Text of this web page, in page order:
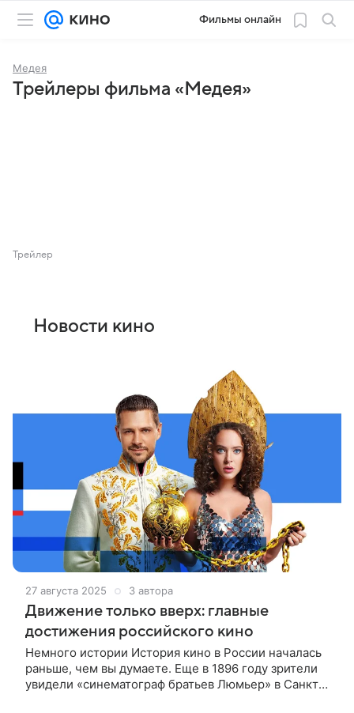
Фильмы онлайн
Медея
Трейлеры фильма «Медея»
Трейлер
Новости кино
27 августа 2025 3 автора
Движение только вверх: главные
достижения российского кино
Немного истории История кино в России началась
раньше, чем вы думаете. Еще в 1896 году зрители
увидели «синематограф братьев Люмьер» в Санкт-